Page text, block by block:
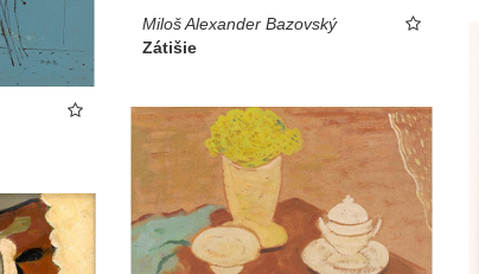
Miloš Alexander Bazovský
Zátišie